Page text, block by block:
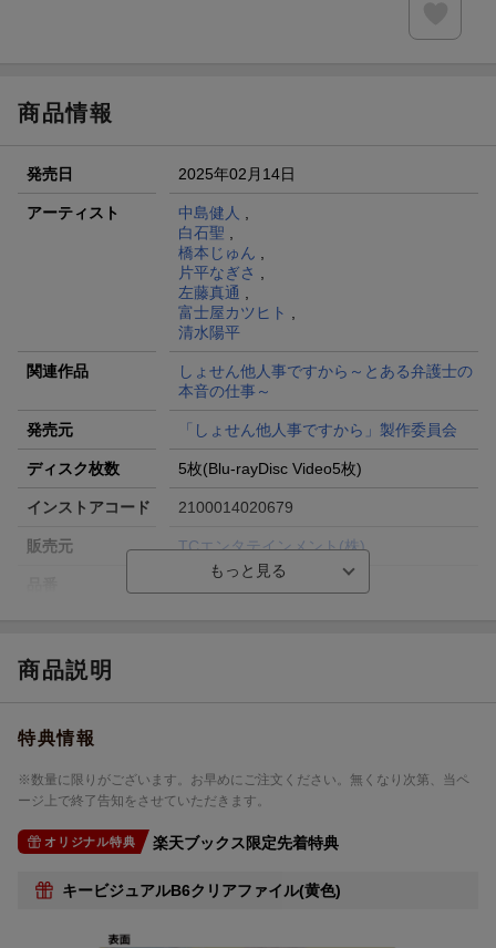
商品情報
発売日 2025年02月14日
アーティスト 中島健人
白石聖
橋本じゅん
片平なぎさ
左藤真通
富士屋カツヒト
清水陽平
関連作品
しょせん他人事ですから～とある弁護士の
本音の仕事～
発売元 「しょせん他人事ですから」製作委員会
ディスク枚数 5枚(Blu-rayDisc Video5枚)
インストアコード 2100014020679
販売元 TCエンタテインメント(株)
商品説明
特典情報
※数量に限りがございます。お早めにご注文ください。無くなり次第、当ペ
ージ上で終了告知をさせていただきます。
オリジナル特典 楽天ブックス限定先着特典
キービジュアルB6クリアファイル(黄色)